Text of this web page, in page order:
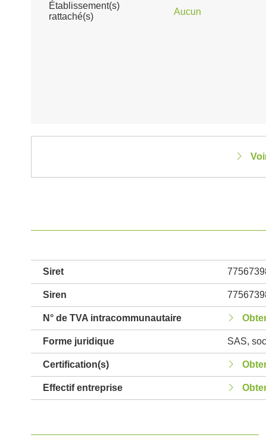
Établissement(s)
rattaché(s)
Aucun
Siret
Siren
N° de TVA intracommunautaire
Forme juridique SAS,
Certification(s)
Effectif entreprise